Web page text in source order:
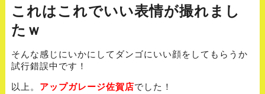
これはこれでいい表情が撮れまし
たｗ
そんな感じにいかにしてダンゴにいい顔をしてもらうか
試行錯誤中です！
以上。 アップガレージ佐賀店でした！